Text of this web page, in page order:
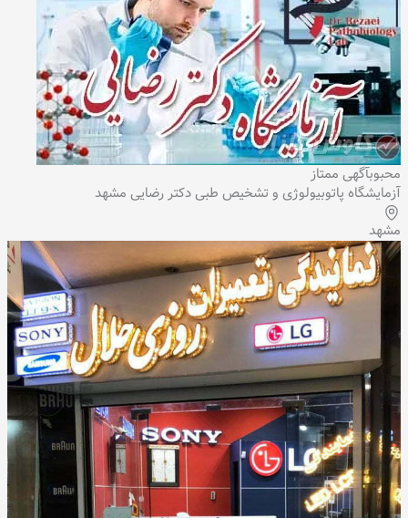
محبوبآگهی ممتاز
آزمایشگاه پاتوبیولوژی و تشخیص طبی دکتر رضایی مشهد
مشهد